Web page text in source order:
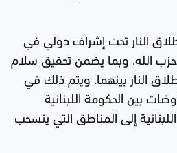
النار تحت إشراف دولي في
الله، وبما يضمن تحقيق سلام
النار بينهما. ويتم ذلك في
بين الحكومة اللبنانية
إلى المناطق التي ينسحب